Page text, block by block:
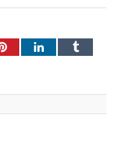
PinterestLinkedInTumblr